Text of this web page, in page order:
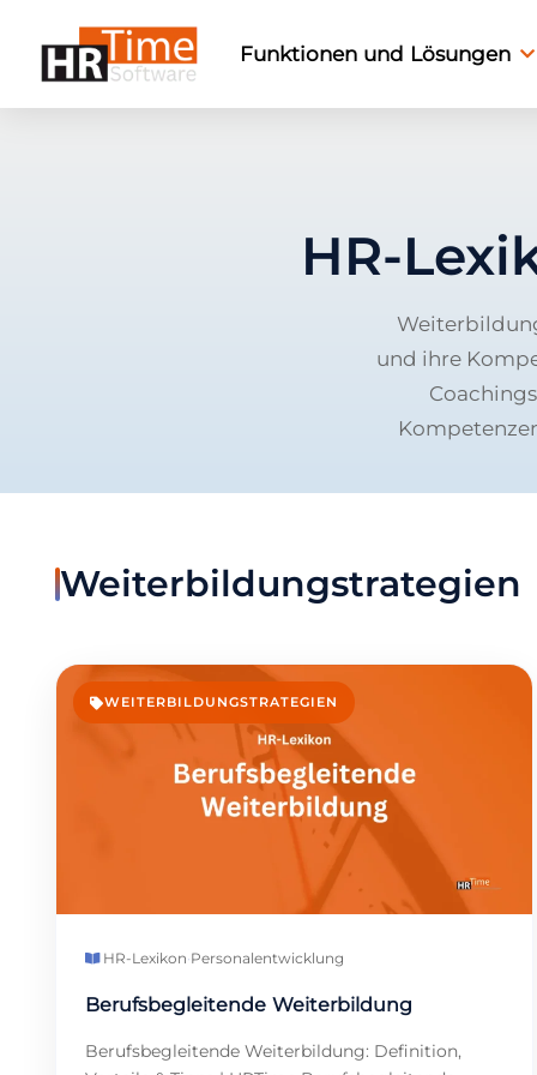
Funktionen und Lösungen
HR-
und ihre
Weiterbildungstrategien
WEITERBILDUNGSTRATEGIEN
HR-Lexikon·Personalentwicklung
Berufsbegleitende Weiterbildung
Berufsbegleitende Weiterbildung: Definition,